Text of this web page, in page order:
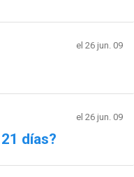
el 26 jun. 09
el 26 jun. 09
días?